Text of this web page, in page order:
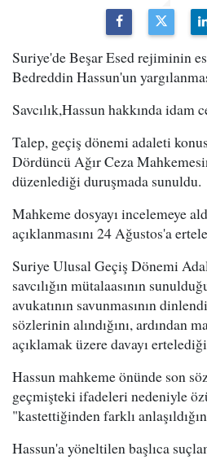
Suriye'de Beşar Esed rejiminin
Bedreddin Hassun'un
Savcılık,Hassun hakkında idam
Talep, geçiş dönemi adaleti
Dördüncü Ağır Ceza
düzenlediği duruşmada sunuldu.
Mahkeme dosyayı incelemeye
açıklanmasını 24 Ağustos'a
Suriye Ulusal Geçiş Dönemi
savcılığın mütalaasının
avukatının savunmasının
sözlerinin alındığını, ardından
açıklamak üzere davayı
Hassun mahkeme önünde son
geçmişteki ifadeleri nedeniyle
"kastettiğinden farklı
Hassun'a yöneltilen başlıca